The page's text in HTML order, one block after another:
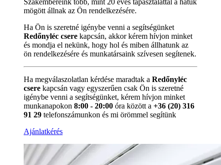
mögött állnak az Ön rendelkezésére.
Ha Ön is szeretné igénybe venni a segítségünket
Redőnyléc csere kapcsán, akkor kérem hívjon minket
és mondja el nekünk, hogy hol és miben állhatunk az
ön rendelkezésére és munkatársaink szívesen segítenek.
Ha megválaszolatlan kérdése maradtak a Redőnyléc
csere kapcsán vagy egyszerűen csak Ön is szeretné
igénybe venni a segítségünket, kérem hívjon minket
munkanapokon 8:00 - 20:00 óra között a +36 (20) 316
91 29 telefonszámunkon és mi örömmel segítünk
Ajánlatkérés